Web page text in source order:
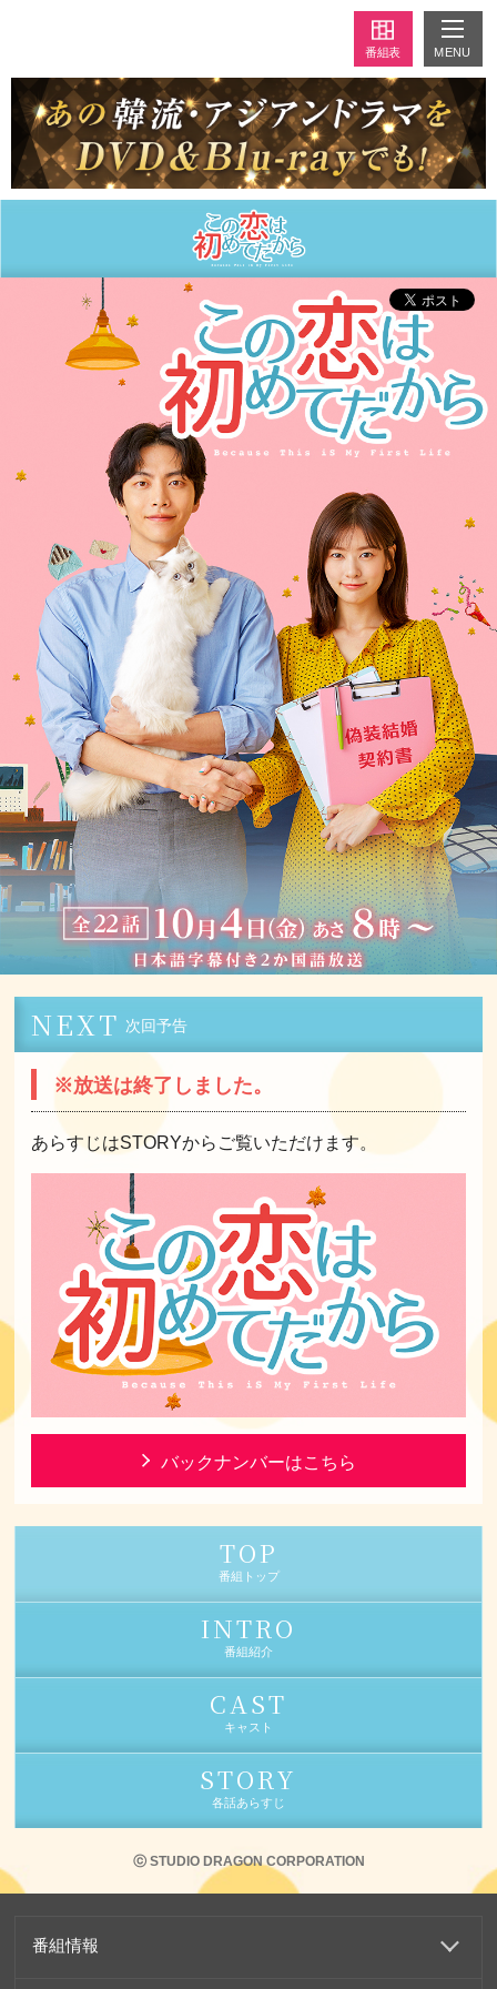
番組表 MENU
NEXT 次回予告
※放送は終了しました。
あらすじはSTORYからご覧いただけます。
バックナンバーはこちら
TOP
番組トップ
INTRO
番組紹介
CAST
キャスト
STORY
各話あらすじ
ⓒ STUDIO DRAGON CORPORATION
番組情報